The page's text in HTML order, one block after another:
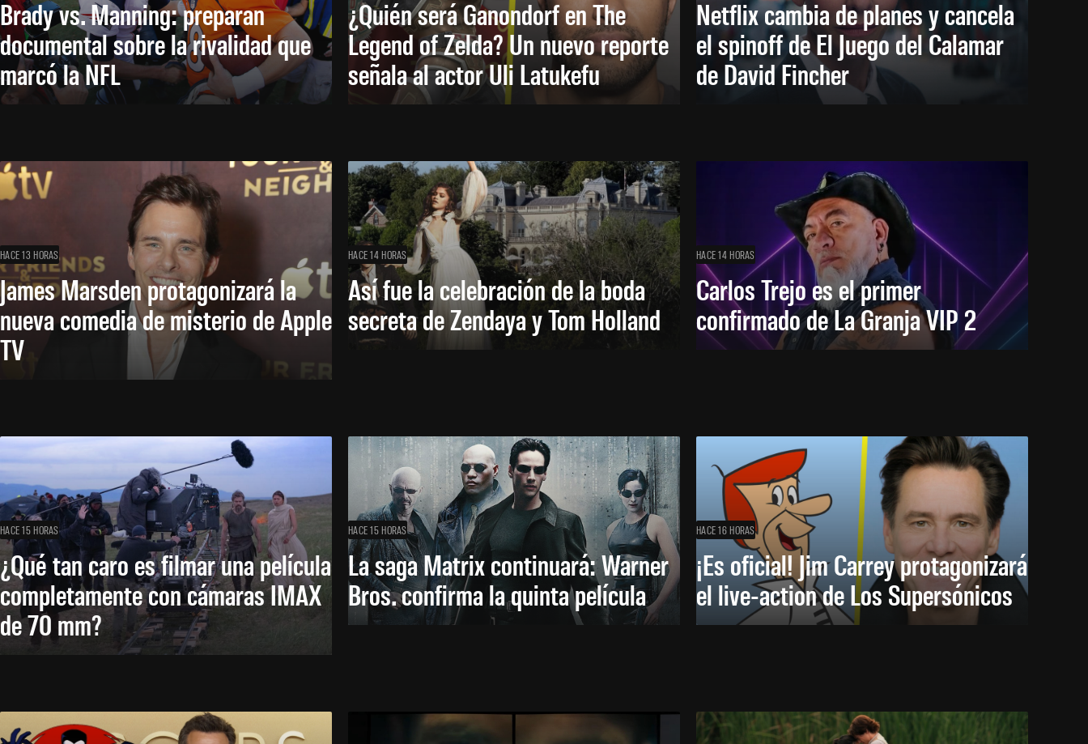
Brady vs. Manning: preparan
documental sobre la rivalidad que
marcó la NFL
¿Quién será Ganondorf en The
Legend of Zelda? Un nuevo reporte
señala al actor Uli Latukefu
Netflix cambia de planes y cancela
el spinoff de El Juego del Calamar
de David Fincher
HACE 13 HORAS
James Marsden protagonizará la
nueva comedia de misterio de Apple
TV
HACE 14 HORAS
Así fue la celebración de la boda
secreta de Zendaya y Tom Holland
HACE 14 HORAS
Carlos Trejo es el primer
confirmado de La Granja VIP 2
HACE 15 HORAS
¿Qué tan caro es filmar una película
completamente con cámaras IMAX
de 70 mm?
HACE 15 HORAS
La saga Matrix continuará: Warner
Bros. confirma la quinta película
HACE 16 HORAS
¡Es oficial! Jim Carrey protagonizará
el live-action de Los Supersónicos